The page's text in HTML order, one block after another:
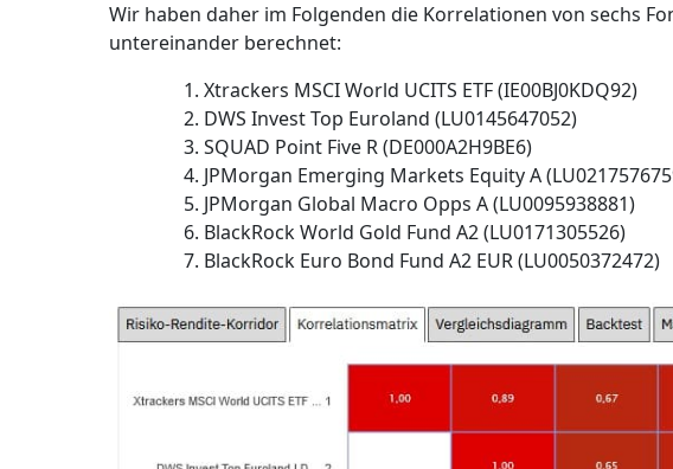
Wir haben daher im Folgenden die Korrelationen von sechs
untereinander berechnet:
Xtrackers MSCI World UCITS ETF (IE00BJ0KDQ92)
DWS Invest Top Euroland (LU0145647052)
SQUAD Point Five R (DE000A2H9BE6)
JPMorgan Emerging Markets Equity A
JPMorgan Global Macro Opps A (LU0095938881)
BlackRock World Gold Fund A2 (LU0171305526)
BlackRock Euro Bond Fund A2 EUR (LU0050372472)